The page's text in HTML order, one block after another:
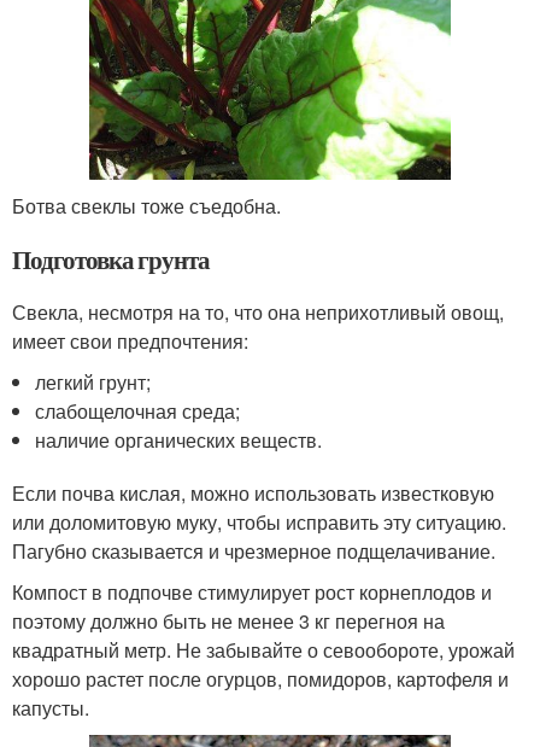
Ботва свеклы тоже съедобна.
Подготовка грунта
Свекла, несмотря на то, что она неприхотливый овощ,
имеет свои предпочтения:
легкий грунт;
слабощелочная среда;
наличие органических веществ.
Если почва кислая, можно использовать известковую
или доломитовую муку, чтобы исправить эту ситуацию.
Пагубно сказывается и чрезмерное подщелачивание.
Компост в подпочве стимулирует рост корнеплодов и
поэтому должно быть не менее 3 кг перегноя на
квадратный метр. Не забывайте о севообороте, урожай
хорошо растет после огурцов, помидоров, картофеля и
капусты.